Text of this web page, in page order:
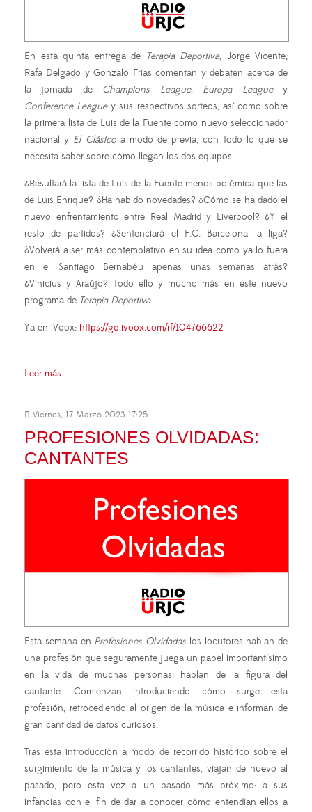
En esta quinta entrega de Terapia Deportiva, Jorge Vicente,
Rafa Delgado y Gonzalo Frías comentan y debaten acerca de
la jornada de Champions League, Europa Leaguey
Conference Leaguey sus respectivos sorteos, así como sobre
la primera lista de Luis de la Fuente como nuevo seleccionador
nacional y El Clásicoa modo de previa, con todo lo que se
necesita saber sobre cómo llegan los dos equipos.
¿Resultará la lista de Luis de la Fuente menos polémica que las
de Luis Enrique? ¿Ha habido novedades? ¿Cómo se ha dado el
nuevo enfrentamiento entre Real Madrid y Liverpool? ¿Y el
resto de partidos? ¿Sentenciará el F.C. Barcelona la liga?
¿Volverá a ser más contemplativo en su idea como ya lo fuera
en el Santiago Bernabéu apenas unas semanas atrás?
¿Vinicius y Araújo? Todo ello y mucho más en este nuevo
programa de Terapia Deportiva.
Ya en iVoox: https://go.ivoox.com/rf/104766622
Leer más ...
Viernes, 17 Marzo 2023 17:25
PROFESIONES OLVIDADAS:
CANTANTES
Esta semana en Profesiones Olvidadas los locutores hablan de
una profesión que seguramente juega un papel importantísimo
en la vida de muchas personas: hablan de la figura del
cantante. Comienzan introduciendo cómo surge esta
profesión, retrocediendo al origen de la música e informan de
gran cantidad de datos curiosos.
Tras esta introducción a modo de recorrido histórico sobre el
surgimiento de la música y los cantantes, viajan de nuevo al
pasado, pero esta vez a un pasado más próximo: a sus
infancias con el fin de dar a conocer cómo entendían ellos a